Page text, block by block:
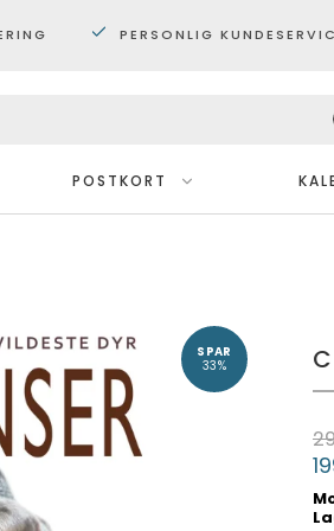
PERSONLIG
Maxi plakater
POSTKORT
SPAR
33%